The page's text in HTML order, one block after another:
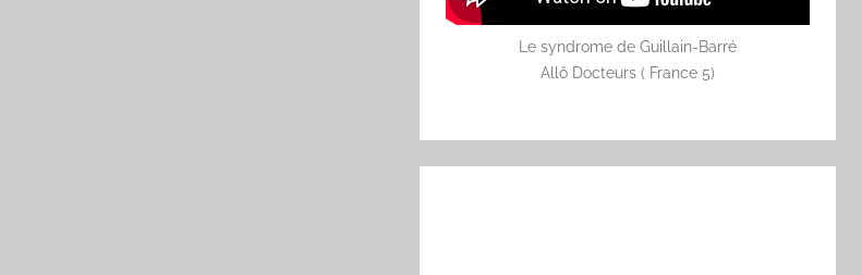
Le syndrome de Guillain-Barré
Allô Docteurs ( France 5)